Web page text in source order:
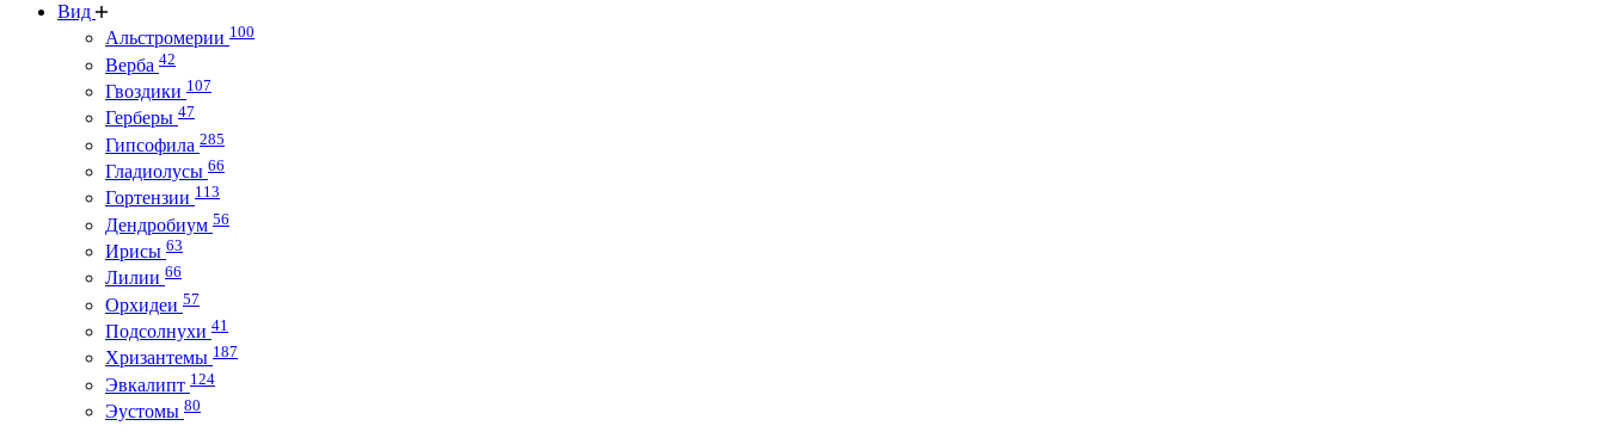
Вид
Альстромерии 100
Верба 42
Гвоздики 107
Герберы 47
Гипсофила 285
Гладиолусы 66
Гортензии 113
Дендробиум 56
Ирисы 63
Лилии 66
Орхидеи 57
Подсолнухи 41
Хризантемы 187
Эвкалипт 124
Эустомы 80